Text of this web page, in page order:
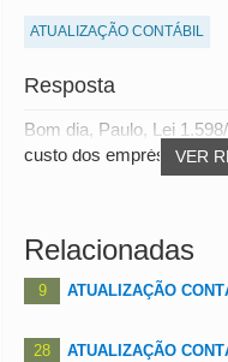
ATUALIZAÇÃO CONTÁBIL
Resposta
VER
Bom dia, Paulo, Lei
custo dos empréstimos
Relacionadas
9 ATUALIZAÇÃO
28 ATUALIZAÇÃO